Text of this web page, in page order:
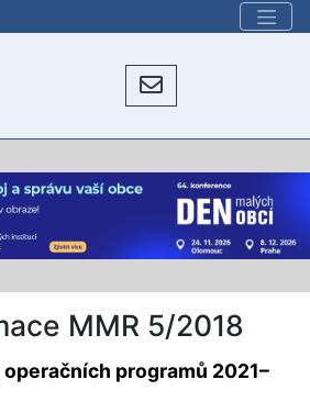
MMR 5/2018
programů 2021–